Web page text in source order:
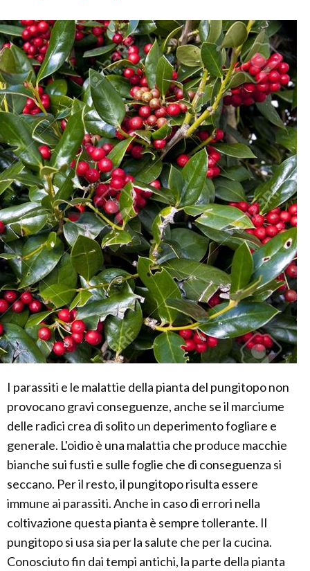
I parassiti e le malattie della pianta del pungitopo non
provocano gravi conseguenze, anche se il marciume
delle radici crea di solito un deperimento fogliare e
generale. L'oidio è una malattia che produce macchie
bianche sui fusti e sulle foglie che di conseguenza si
seccano. Per il resto, il pungitopo risulta essere
immune ai parassiti. Anche in caso di errori nella
coltivazione questa pianta è sempre tollerante. Il
pungitopo si usa sia per la salute che per la cucina.
Conosciuto fin dai tempi antichi, la parte della pianta